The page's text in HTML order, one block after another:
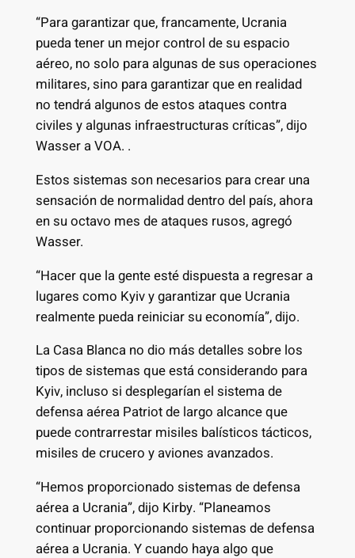
“Para garantizar que, francamente, Ucrania
pueda tener un mejor control de su espacio
aéreo, no solo para algunas de sus operaciones
militares, sino para garantizar que en realidad
no tendrá algunos de estos ataques contra
civiles y algunas infraestructuras críticas”, dijo
Wasser a VOA. .
Estos sistemas son necesarios para crear una
sensación de normalidad dentro del país, ahora
en su octavo mes de ataques rusos, agregó
Wasser.
“Hacer que la gente esté dispuesta a regresar a
lugares como Kyiv y garantizar que Ucrania
realmente pueda reiniciar su economía”, dijo.
La Casa Blanca no dio más detalles sobre los
tipos de sistemas que está considerando para
Kyiv, incluso si desplegarían el sistema de
defensa aérea Patriot de largo alcance que
puede contrarrestar misiles balísticos tácticos,
misiles de crucero y aviones avanzados.
“Hemos proporcionado sistemas de defensa
aérea a Ucrania”, dijo Kirby. “Planeamos
continuar proporcionando sistemas de defensa
aérea a Ucrania. Y cuando haya algo que